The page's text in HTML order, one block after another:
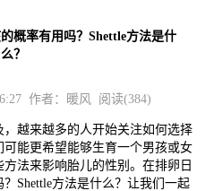
概率有用吗？Shettle方法是什
么？
作者：暖风 阅读(384)
越来越多的人开始关注如何选择
能更希望能够生育一个男孩或女
法来影响胎儿的性别。在排卵日
Shettle方法是什么？让我们一起